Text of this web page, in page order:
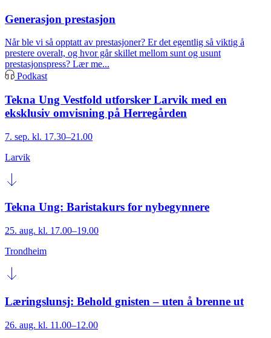
Generasjon prestasjon
Når ble vi så opptatt av prestasjoner? Er det egentlig så viktig å
prestere overalt, og hvor går skillet mellom sunt og usunt
prestasjonspress? Lær me...
Podkast
Tekna Ung Vestfold utforsker Larvik med en
eksklusiv omvisning på Herregården
7. sep. kl. 17.30–21.00
Larvik
Tekna Ung: Baristakurs for nybegynnere
25. aug. kl. 17.00–19.00
Trondheim
Læringslunsj: Behold gnisten – uten å brenne ut
26. aug. kl. 11.00–12.00